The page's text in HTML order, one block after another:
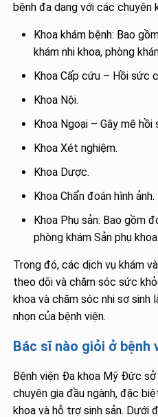
bệnh đa dạng với các chuyên
Khoa khám bệnh: Bao
khám nhi khoa, phòng
Khoa Cấp cứu – Hồi sức
Khoa Nội.
Khoa Ngoại – Gây mê hồi
Khoa Xét nghiệm.
Khoa Dược.
Khoa Chẩn đoán hình ảnh.
Khoa Phụ sản: Bao gồm
phòng khám Sản phụ khoa.
Trong đó, các dịch vụ khám
theo dõi và chăm sóc sức
khoa và chăm sóc nhi sơ sinh
nhọn của bệnh viện.
Bác sĩ nào giỏi ở bệnh
Bệnh viện Đa khoa Mỹ Đức
chuyên gia đầu ngành, đặc
khoa và hỗ trợ sinh sản. Dưới